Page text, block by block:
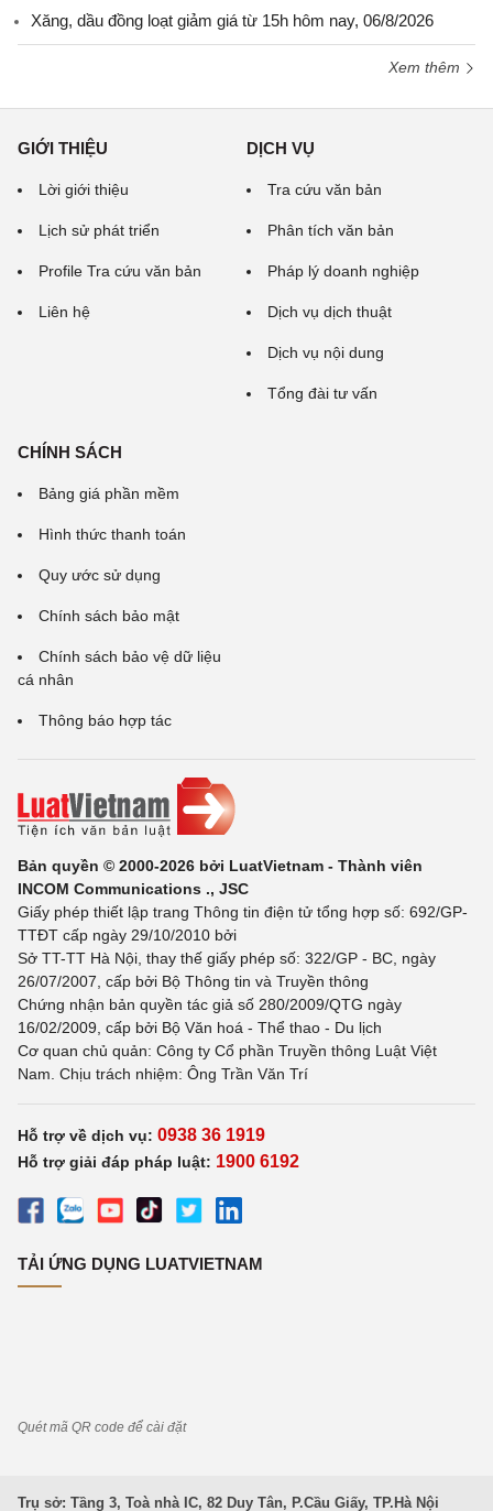
Xăng, dầu đồng loạt giảm giá từ 15h hôm nay, 06/8/2026
Xem thêm
GIỚI THIỆU
Lời giới thiệu
Lịch sử phát triển
Profile Tra cứu văn bản
Liên hệ
DỊCH VỤ
Tra cứu văn bản
Phân tích văn bản
Pháp lý doanh nghiệp
Dịch vụ dịch thuật
Dịch vụ nội dung
Tổng đài tư vấn
CHÍNH SÁCH
Bảng giá phần mềm
Hình thức thanh toán
Quy ước sử dụng
Chính sách bảo mật
Chính sách bảo vệ dữ liệu
cá nhân
Thông báo hợp tác
Bản quyền © 2000-2026 bởi LuatVietnam - Thành viên
INCOM Communications ., JSC
Giấy phép thiết lập trang Thông tin điện tử tổng hợp số: 692/GP-
TTĐT cấp ngày 29/10/2010 bởi
Sở TT-TT Hà Nội, thay thế giấy phép số: 322/GP - BC, ngày
26/07/2007, cấp bởi Bộ Thông tin và Truyền thông
Chứng nhận bản quyền tác giả số 280/2009/QTG ngày
16/02/2009, cấp bởi Bộ Văn hoá - Thể thao - Du lịch
Cơ quan chủ quản: Công ty Cổ phần Truyền thông Luật Việt
Nam. Chịu trách nhiệm: Ông Trần Văn Trí
Hỗ trợ về dịch vụ: 0938 36 1919
Hỗ trợ giải đáp pháp luật: 1900 6192
TẢI ỨNG DỤNG LUATVIETNAM
Quét mã QR code để cài đặt
Trụ sở: Tầng 3, Toà nhà IC, 82 Duy Tân, P.Cầu Giấy, TP.Hà Nội